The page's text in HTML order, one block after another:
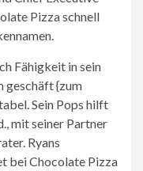
Pizza schnell
Fähigkeit in sein
geschäft {zum
Sein Pops hilft
mit seiner Partner
Ryans
bei Chocolate Pizza